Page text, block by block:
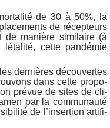
de 30 à 50%, la
de récep­teurs
de manière simi­laire (à
cette pan­dé­mie
der­nières décou­vertes
dans cette pro­po­
pré­vue de sites de cli­
par la com­mu­nau­té
de l’in­ser­tion arti­fi­